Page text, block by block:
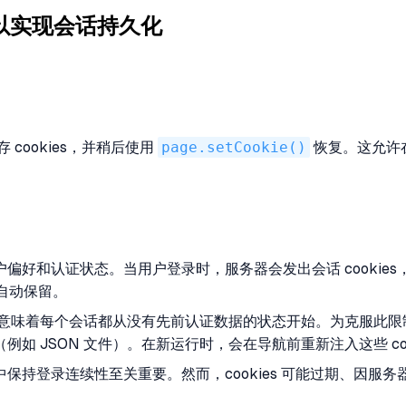
实现会话持久化
cookies，并稍后使用 page.setCookie() 恢复。这允许
好和认证状态。当用户登录时，服务器会发出会话
保留。
着每个会话都从没有先前认证数据的状态开始。为克服此
如 JSON 文件）。在新运行时，会在导航前重新注入这些
持登录连续性至关重要。然而，cookies 可能过期、因服